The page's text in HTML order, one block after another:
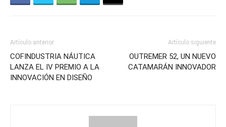
Artículo anterior
COFINDUSTRIA NÁUTICA
LANZA EL IV PREMIO A LA
INNOVACIÓN EN DISEÑO
Artículo siguiente
OUTREMER 52, UN NUEVO
CATAMARÁN INNOVADOR